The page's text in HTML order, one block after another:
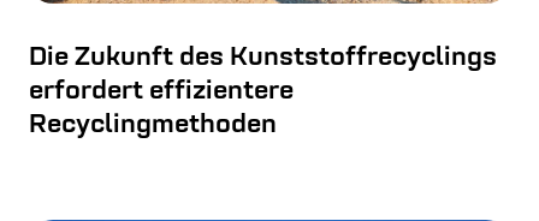
Die Zukunft des Kunststoffrecyclings
erfordert effizientere
Recyclingmethoden